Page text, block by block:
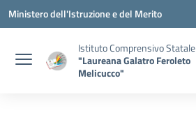
Vai ai contenuti
Vai al menu di navigazione
Vai al footer
Ministero dell'Istruzione e del Merito
Istituto Comprensivo Statale
"Laureana Galatro Feroleto
Melicucco"